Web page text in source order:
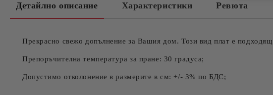
Детайлно описание Характеристики Ревюта
Прекрасно свежо допълнение за Вашия дом. Този вид плат е
Препоръчителна температура за пране: 30 градуса;
Допустимо отколонение в размерите в см: +/- 3% по БДС;